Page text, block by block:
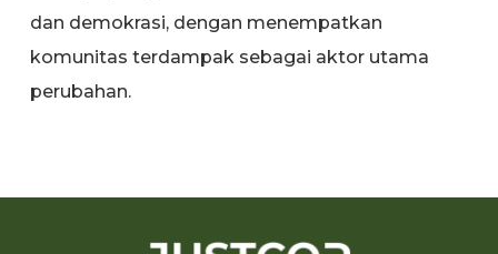
dan demokrasi, dengan menempatkan
komunitas terdampak sebagai aktor utama
perubahan.